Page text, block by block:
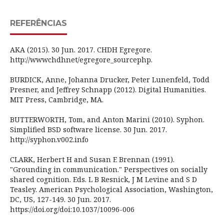
REFERÊNCIAS
AKA (2015). 30 Jun. 2017. CHDH Egregore.
http://wwwchdhnet/egregore_sourcephp.
BURDICK, Anne, Johanna Drucker, Peter Lunenfeld, Todd
Presner, and Jeffrey Schnapp (2012). Digital Humanities.
MIT Press, Cambridge, MA.
BUTTERWORTH, Tom, and Anton Marini (2010). Syphon.
Simplified BSD software license. 30 Jun. 2017.
http://syphon.v002.info
CLARK, Herbert H and Susan E Brennan (1991).
"Grounding in communication." Perspectives on socially
shared cognition. Eds. L B Resnick, J M Levine and S D
Teasley. American Psychological Association, Washington,
DC, US, 127-149. 30 Jun. 2017.
https://doi.org/doi:10.1037/10096-006